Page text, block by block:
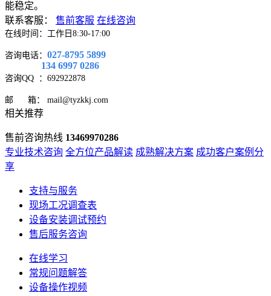
能稳定。
联系客服：
售前客服 在线咨询
在线时间：工作日8:30-17:00
咨询电话： 027-8795 5899
134 6997 0286
咨询QQ ：692922878
邮 箱： mail@tyzkkj.com
相关推荐
售前咨询热线 13469970286
专业技术咨询 全方位产品解读 成熟解决方案 成功客户案例分
享
支持与服务
现场工况调查表
设备安装调试预约
售后服务咨询
在线学习
常规问题解答
设备操作视频